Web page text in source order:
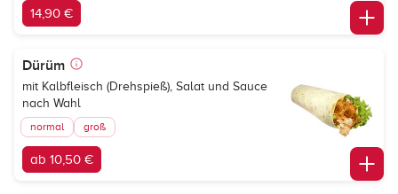
14,90 €
Dürüm
mit Kalbfleisch (Drehspieß), Salat und Sauce
nach Wahl
normal groß
ab 10,50 €